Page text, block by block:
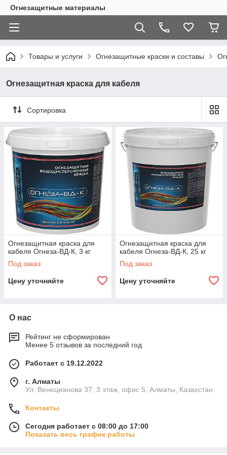
Огнезащитные материалы
Товары и услуги Огнезащитные краски и составы
Огнезащитная краска для кабеля
Сортировка
Огнезащитная краска для
кабеля Огнеза-ВД-К, 3 кг
Под заказ
Цену уточняйте
Огнезащитная краска для
кабеля Огнеза-ВД-К, 25 кг
Под заказ
Цену уточняйте
О нас
Рейтинг не сформирован
Менее 5 отзывов за последний год
Работает с 19.12.2022
г. Алматы
Ул. Венецианова 37, 3 этаж, офис 5, Алматы, Казахстан
Контакты
Сегодня работает с 08:00 до 17:00
Показать весь график работы